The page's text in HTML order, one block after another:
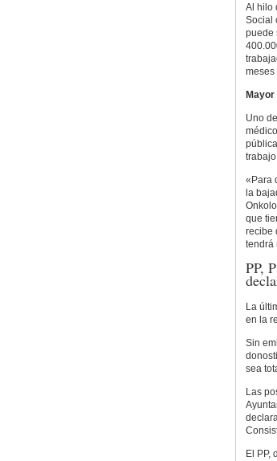
Al hilo
Social
puede
meses
Mayor
Uno
«Para
la
que
recibe
tendrá
PP,
La
en la
Sin
sea
Las
El PP,